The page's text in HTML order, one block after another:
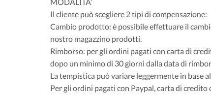
MODALITA’
Il cliente può scegliere 2 tipi di compensazione:
Cambio prodotto: è possibile effettuare il
nostro magazzino prodotti.
Rimborso: per gli ordini pagati con carta di
dopo un minimo di 30 giorni dalla data di
La tempistica può variare leggermente in base
Per gli ordini pagati con Paypal, carta di